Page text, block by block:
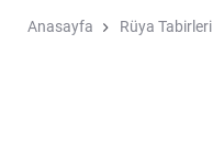
Anasayfa Rüya Tabirleri